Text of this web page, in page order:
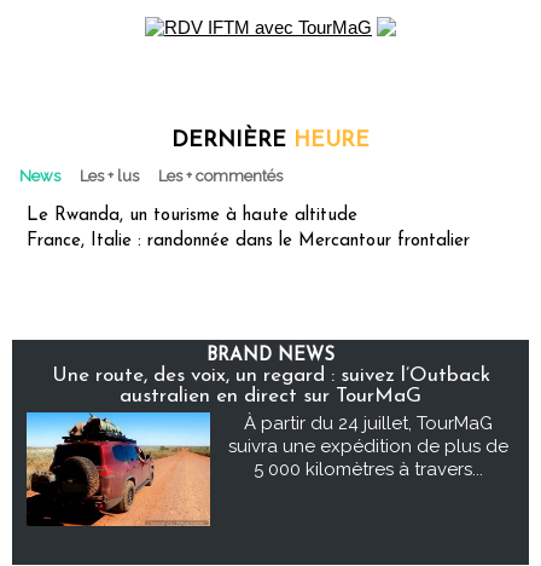
DERNIÈRE HEURE
News Les + lus Les + commentés
Le Rwanda, un tourisme à haute altitude
France, Italie : randonnée dans le Mercantour frontalier
BRAND NEWS
Une route, des voix, un regard : suivez l’Outback
australien en direct sur TourMaG
À partir du 24 juillet, TourMaG
suivra une expédition de plus de
5 000 kilomètres à travers...